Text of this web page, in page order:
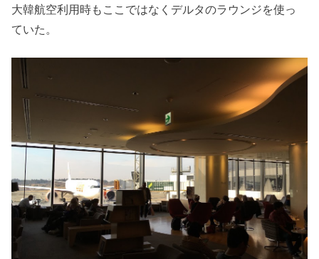
大韓航空利用時もここではなくデルタのラウンジを使っ
ていた。